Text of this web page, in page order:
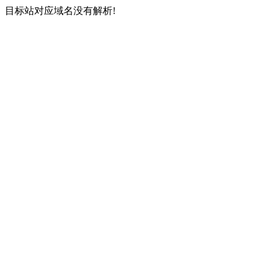
目标站对应域名没有解析!